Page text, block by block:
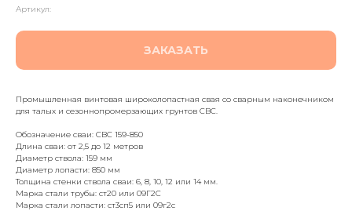
Артикул:
ЗАКАЗАТЬ
Промышленная винтовая широколопастная свая со сварным наконечником
для талых и сезоннопромерзающих грунтов СВС.
Обозначение сваи: СВС 159-850
Длина сваи: от 2,5 до 12 метров
Диаметр ствола: 159 мм
Диаметр лопасти: 850 мм
Толщина стенки ствола сваи: 6, 8, 10, 12 или 14 мм.
Марка стали трубы: ст20 или 09Г2С
Марка стали лопасти: ст3сп5 или 09г2с